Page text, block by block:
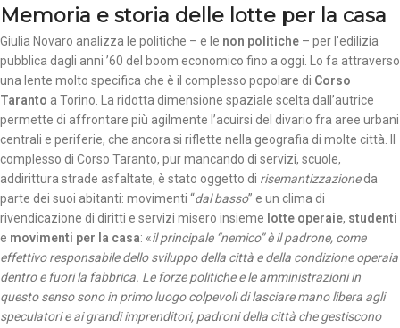
Memoria e storia delle lotte per la casa
Giulia Novaro analizza le politiche – e le non politiche – per l’edilizia
pubblica dagli anni ’60 del boom economico fino a oggi. Lo fa attraverso
una lente molto specifica che è il complesso popolare di Corso
Taranto a Torino. La ridotta dimensione spaziale scelta dall’autrice
permette di affrontare più agilmente l’acuirsi del divario fra aree urbani
centrali e periferie, che ancora si riflette nella geografia di molte città. Il
complesso di Corso Taranto, pur mancando di servizi, scuole,
addirittura strade asfaltate, è stato oggetto di risemantizzazioneda
parte dei suoi abitanti: movimenti “dal basso” e un clima di
rivendicazione di diritti e servizi misero insieme lotte operaie, studenti
e movimenti per la casa: «il principale “nemico” è il padrone, come
effettivo responsabile dello sviluppo della città e della condizione operaia
dentro e fuori la fabbrica. Le forze politiche e le amministrazioni in
questo senso sono in primo luogo colpevoli di lasciare mano libera agli
speculatori e ai grandi imprenditori, padroni della città che gestiscono